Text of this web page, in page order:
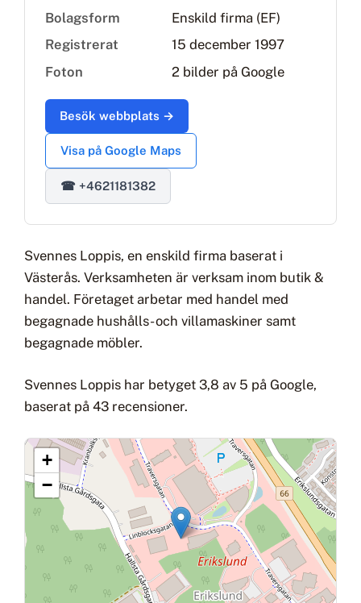
Bolagsform
Enskild firma (EF)
Registrerat
15 december 1997
Foton
2 bilder på Google
Besök webbplats →
Visa på Google Maps
☎ +4621181382
Svennes Loppis, en enskild firma baserat i
Västerås. Verksamheten är verksam inom butik &
handel. Företaget arbetar med handel med
begagnade hushålls- och villamaskiner samt
begagnade möbler.
Svennes Loppis har betyget 3,8 av 5 på Google,
baserat på 43 recensioner.
+
−